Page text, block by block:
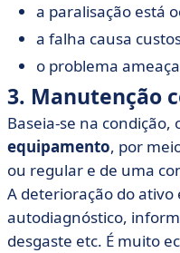
a paralisação está
a falha causa
o problema
3. Manutenção
Baseia-se na condição,
equipamento, por
ou regular e de uma
A deterioração do ativo
autodiagnóstico,
desgaste etc. É muito